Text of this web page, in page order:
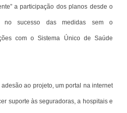
a participação dos planos desde o
sucesso das medidas sem o
com o Sistema Único de Saúde
ao projeto, um portal na internet
suporte às seguradoras, a hospitais e